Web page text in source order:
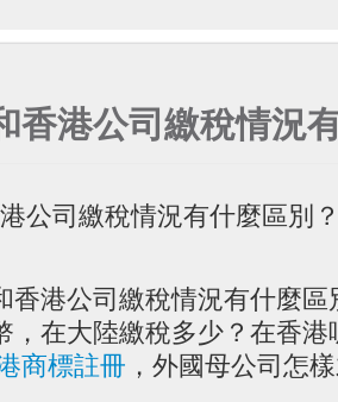
香港公司繳稅情況
公司繳稅情況有什麼區別
香港公司繳稅情況有什麼
，在大陸繳稅多少？在香港
商標註冊 ，外國母公司怎